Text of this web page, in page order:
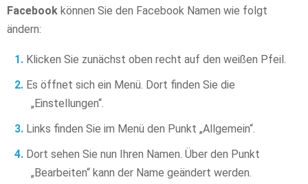
Facebook können Sie den Facebook Namen wie folgt
ändern:
Klicken Sie zunächst oben recht auf den weißen Pfeil.
Es öffnet sich ein Menü. Dort finden Sie die
„Einstellungen“.
Links finden Sie im Menü den Punkt „Allgemein“.
Dort sehen Sie nun Ihren Namen. Über den Punkt
„Bearbeiten“ kann der Name geändert werden.